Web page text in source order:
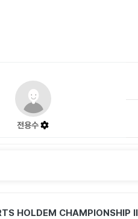
전용수
HOLDEM CHAMPIONSHIP